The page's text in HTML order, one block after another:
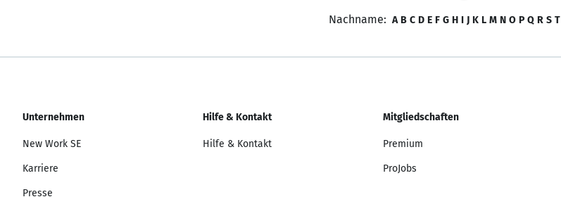
Nachname: A B C D E F G H I J K L M N O P Q R S T
Unternehmen
New Work SE
Karriere
Presse
Hilfe & Kontakt
Hilfe & Kontakt
Mitgliedschaften
Premium
ProJobs